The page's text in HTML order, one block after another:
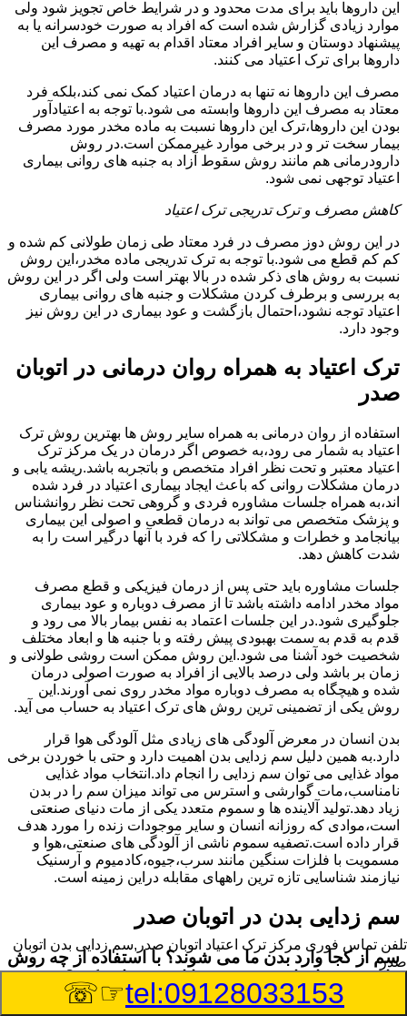
این داروها باید برای مدت محدود و در شرایط خاص تجویز شود ولی
موارد زیادی گزارش شده است که افراد به صورت خودسرانه یا به
پیشنهاد دوستان و سایر افراد معتاد اقدام به تهیه و مصرف این
داروها برای ترک اعتیاد می کنند.
مصرف این داروها نه تنها به درمان اعتیاد کمک نمی کند،بلکه فرد
معتاد به مصرف این داروها وابسته می شود.با توجه به اعتیادآور
بودن این داروها،ترک این داروها نسبت به ماده مخدر مورد مصرف
بیمار سخت تر و در برخی موارد غیرممکن است.در روش
دارودرمانی هم مانند روش سقوط آزاد به جنبه های روانی بیماری
اعتیاد توجهی نمی شود.
کاهش مصرف و ترک تدریجی ترک اعتیاد
در این روش دوز مصرف در فرد معتاد طی زمان طولانی کم شده و
کم کم قطع می شود.با توجه به ترک تدریجی ماده مخدر،این روش
نسبت به روش های ذکر شده در بالا بهتر است ولی اگر در این روش
به بررسی و برطرف کردن مشکلات و جنبه های روانی بیماری
اعتیاد توجه نشود،احتمال بازگشت و عود بیماری در این روش نیز
وجود دارد.
ترک اعتیاد به همراه روان درمانی در اتوبان
صدر
استفاده از روان درمانی به همراه سایر روش ها بهترین روش ترک
اعتیاد به شمار می رود،به خصوص اگر درمان در یک مرکز ترک
اعتیاد معتبر و تحت نظر افراد متخصص و باتجربه باشد.ریشه یابی و
درمان مشکلات روانی که باعث ایجاد بیماری اعتیاد در فرد شده
اند،به همراه جلسات مشاوره فردی و گروهی تحت نظر روانشناس
و پزشک متخصص می تواند به درمان قطعی و اصولی این بیماری
بیانجامد و خطرات و مشکلاتی را که فرد با آنها درگیر است را به
شدت کاهش دهد.
جلسات مشاوره باید حتی پس از درمان فیزیکی و قطع مصرف
مواد مخدر ادامه داشته باشد تا از مصرف دوباره و عود بیماری
جلوگیری شود.در این جلسات اعتماد به نفس بیمار بالا می رود و
قدم به قدم به سمت بهبودی پیش رفته و با جنبه ها و ابعاد مختلف
شخصیت خود آشنا می شود.این روش ممکن است روشی طولانی و
زمان بر باشد ولی درصد بالایی از افراد به صورت اصولی درمان
شده و هیچگاه به مصرف دوباره مواد مخدر روی نمی آورند.این
روش یکی از تضمینی ترین روش های ترک اعتیاد به حساب می آید.
بدن انسان در معرض آلودگی های زیادی مثل آلودگی هوا قرار
دارد.به همین دلیل سم زدایی بدن اهمیت دارد و حتی با خوردن برخی
مواد غذایی می توان سم زدایی را انجام داد.انتخاب مواد غذایی
نامناسب،مات گوارشی و استرس می تواند میزان سم را در بدن
زیاد دهد.تولید آلاینده ها و سموم متعدد یکی از مات دنیای صنعتی
است،موادی که روزانه انسان و سایر موجودات زنده را مورد هدف
قرار داده است.تصفیه سموم ناشی از آلودگی های صنعتی،هوا و
مسمویت با فلزات سنگین مانند سرب،جیوه،کادمیوم و آرسنیک
نیازمند شناسایی تازه ترین راههای مقابله دراین زمینه است.
سم زدایی بدن در اتوبان صدر
سم از کجا وارد بدن ما می شوند؟ با استفاده از چه روش
هایی می توان این سم مضر را از بدن خارج کرد؟
تلفن تماس فوری مرکز ترک اعتیاد اتوبان صدر,سم زدایی بدن اتوبان
صدر
tel:09128033153
☞☏